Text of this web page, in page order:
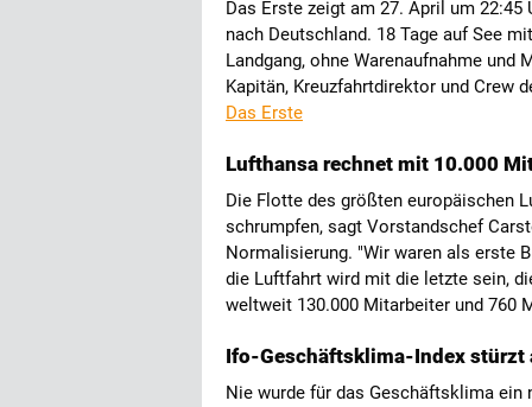
Das Erste zeigt am 27. April um
nach Deutschland. 18 Tage auf See
Landgang, ohne Warenaufnahme und
Kapitän, Kreuzfahrtdirektor und Crew
Das Erste
Lufthansa rechnet mit 10.000
Die Flotte des größten europäischen
schrumpfen, sagt Vorstandschef
Normalisierung. "Wir waren als erste
die Luftfahrt wird mit die letzte sein,
weltweit 130.000 Mitarbeiter und 760
Ifo-Geschäftsklima-Index stürzt
Nie wurde für das Geschäftsklima ein